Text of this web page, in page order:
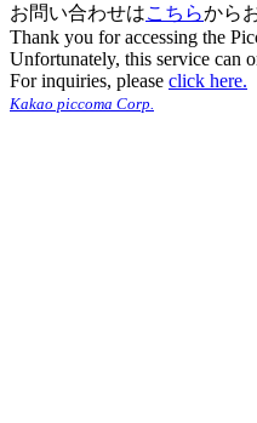
お問い合わせはこちらから
Thank you for accessing the
Unfortunately, this service can
For inquiries, please click here.
Kakao piccoma Corp.